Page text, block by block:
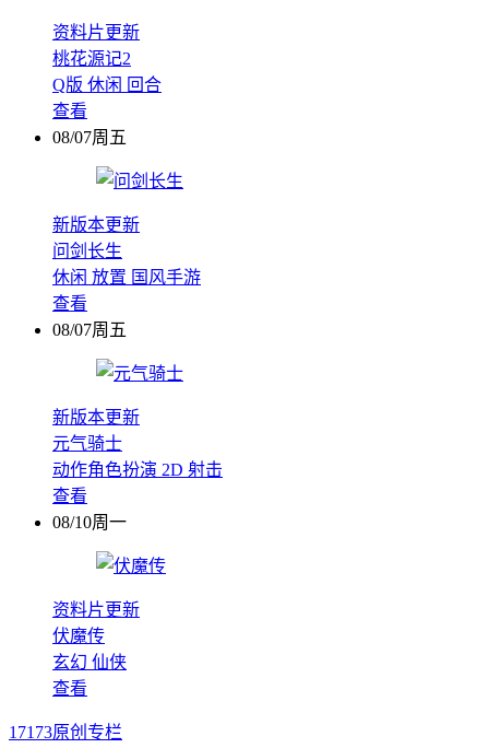
资料片更新
桃花源记2
Q版 休闲 回合
查看
08/07周五
新版本更新
问剑长生
休闲 放置 国风手游
查看
08/07周五
新版本更新
元气骑士
动作角色扮演 2D 射击
查看
08/10周一
资料片更新
伏魔传
玄幻 仙侠
查看
17173原创专栏